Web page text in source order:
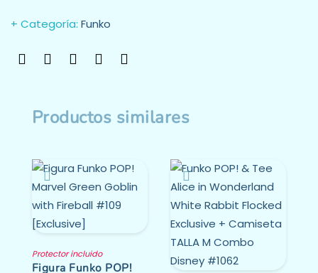
Categoría: Funko
Productos similares
Protector incluido
Figura Funko POP!